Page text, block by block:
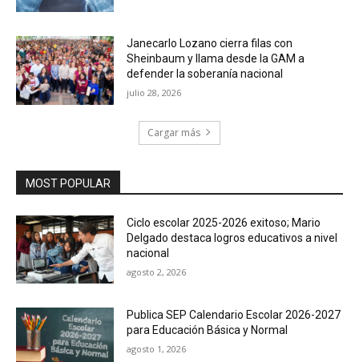
Janecarlo Lozano cierra filas con
Sheinbaum y llama desde la GAM a
defender la soberanía nacional
julio 28, 2026
Cargar más
MOST POPULAR
Ciclo escolar 2025-2026 exitoso; Mario
Delgado destaca logros educativos a nivel
nacional
agosto 2, 2026
Publica SEP Calendario Escolar 2026-2027
para Educación Básica y Normal
agosto 1, 2026